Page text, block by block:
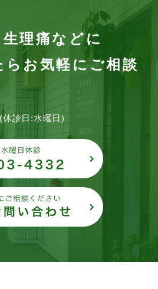
理痛などに
らお気軽にご相談
診日:水曜日)